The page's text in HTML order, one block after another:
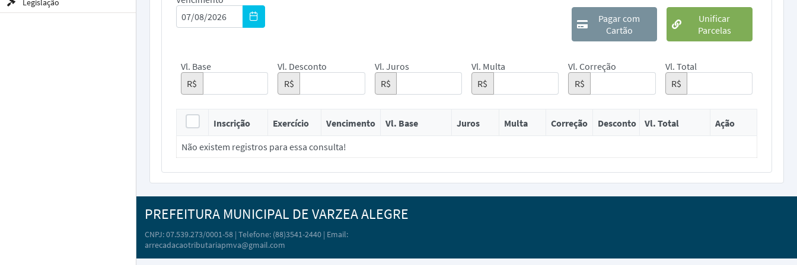
Legislação
Unificar
Parcelas
Pagar com
Cartão
Vl. Base
R$
Vl. Desconto
R$
Vl. Juros
R$
Vl. Multa
R$
Vl. Correção
R$
Vl. Total
R$
Inscrição Exercício Vencimento Vl. Base Juros Multa Correção Desconto Vl. Total
Ação
Não existem registros para essa consulta!
PREFEITURA MUNICIPAL DE VARZEA ALEGRE
CNPJ: 07.539.273/0001-58 | Telefone: (88)3541-2440 | Email:
arrecadacaotributariapmva@gmail.com